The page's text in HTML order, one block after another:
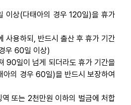
이상(다태아의 경우 120일)을 휴가
사용하되, 반드시 출산 후 휴가 기간
우 60일 이상)
90일이 넘게 되더라도 휴가 기간을
의 경우 60일)을 반드시 보장하여
또는 2천만원 이하의 벌금에 처합